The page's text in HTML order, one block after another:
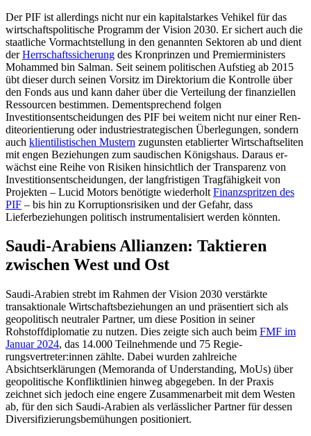
Der PIF ist allerdings nicht nur ein kapi­talstarkes Vehikel für das
wirtschaftspolitische Programm der Vision 2030. Er sichert auch die
staatliche Vormachtstellung in den genannten Sektoren ab und dient
derHerrschaftssicherung des Kronprinzen und Premierministers
Mohammed bin Salman. Seit seinem politischen Aufstieg ab 2015
übt dieser durch seinen Vorsitz im Direkto­rium die Kontrolle über
den Fonds aus und kann daher über die Verteilung der finan­ziellen
Ressourcen bestimmen. Dementsprechend folgen
Investitionsentscheidungen des PIF bei weitem nicht nur einer Ren­
diteorientierung oder industriestrategi­schen Überlegungen, sondern
auch klien­tilistischen Mustern zugunsten etablierter Wirtschaftseliten
mit engen Beziehungen zum saudischen Königshaus. Daraus er­
wächst eine Reihe von Risiken hinsichtlich der Transparenz von
Investitionsentscheidungen, der langfristigen Tragfähigkeit von
Projekten – Lucid Motors benötigte wieder­holt Finanzspritzen des
PIF – bis hin zu Korruptionsrisiken und der Gefahr, dass
Lieferbeziehungen politisch instrumentalisiert werden könnten.
Saudi-Arabiens Allianzen: Taktieren
zwischen West und Ost
Saudi-Arabien strebt im Rahmen der Vision 2030 verstärkte
transaktionale Wirtschaftsbeziehungen an und präsentiert sich als
geopoli­tisch neutraler Partner, um diese Position in seiner
Rohstoffdiplomatie zu nutzen. Dies zeigte sich auch beim FMF im
Januar 2024, das 14.000 Teilnehmende und 75 Regie­
rungsvertreter:innen zählte. Dabei wurden zahlreiche
Absichtserklärungen (Memoranda of Understanding, MoUs) über
geopolitische Kon­flikt­linien hinweg ab­gegeben. In der Praxis
zeichnet sich jedoch eine engere Zusammenarbeit mit dem Westen
ab, für den sich Saudi-Arabien als verlässlicher Part­ner für dessen
Diversifizierungsbemühungen positioniert.